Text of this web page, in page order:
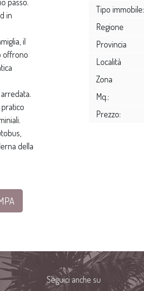
in
il
offrono
della
Tipo immobile:
Regione
Provincia
Località
Zona
Mq.:
Prezzo:
Seguici anche su